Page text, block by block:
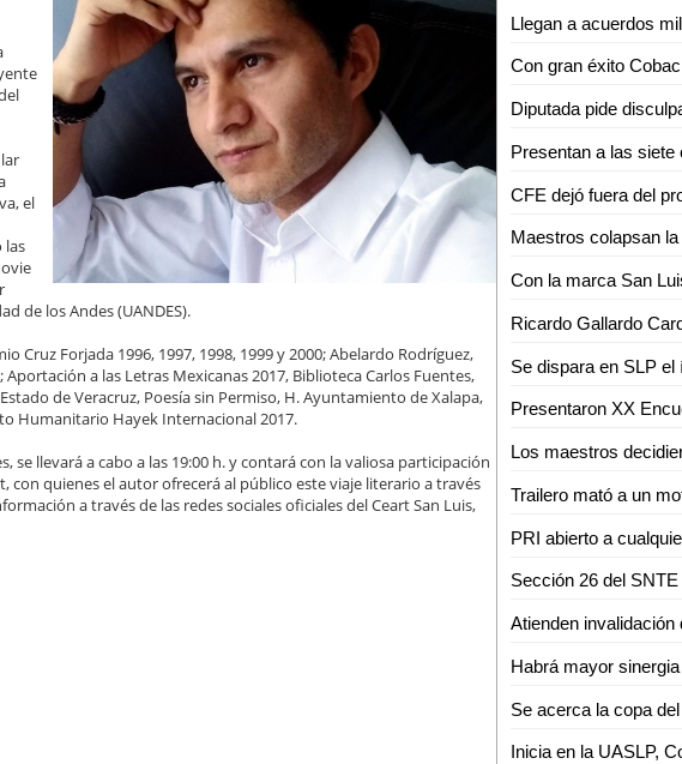
el
las
de los Andes (UANDES).
Cruz Forjada 1996, 1997, 1998, 1999 y 2000; Abelardo Rodríguez,
a las Letras Mexicanas 2017, Biblioteca Carlos Fuentes,
de Veracruz, Poesía sin Permiso, H. Ayuntamiento de Xalapa,
Humanitario Hayek Internacional 2017.
se llevará a cabo a las 19:00 h. y contará con la valiosa participación
con quienes el autor ofrecerá al público este viaje literario a través
a través de las redes sociales oficiales del Ceart San Luis,
Maestros colapsan
Trailero mató a un